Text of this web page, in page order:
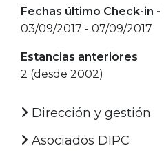
Fechas último Check-in
03/09/2017 - 07/09/2017
Estancias anteriores
2 (desde 2002)
Dirección y gestión
Asociados DIPC